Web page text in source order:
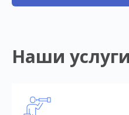
Наши услуги